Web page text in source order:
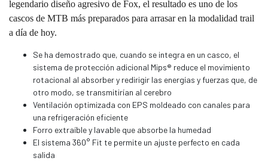
legendario diseño agresivo de Fox, el resultado es uno de los
cascos de MTB más preparados para arrasar en la modalidad trail
a día de hoy.
Se ha demostrado que, cuando se integra en un casco, el
sistema de protección adicional Mips® reduce el movimiento
rotacional al absorber y redirigir las energías y fuerzas que, de
otro modo, se transmitirían al cerebro
Ventilación optimizada con EPS moldeado con canales para
una refrigeración eficiente
Forro extraíble y lavable que absorbe la humedad
El sistema 360° Fit te permite un ajuste perfecto en cada
salida